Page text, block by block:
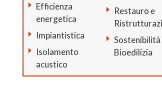
Efficienza
energetica
Impiantistica
Isolamento
acustico
Restauro e
Sostenibilità
Bioedilizia